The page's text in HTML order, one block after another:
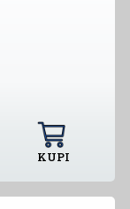
KUPI